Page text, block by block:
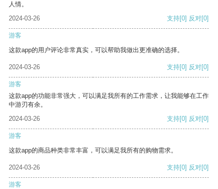
人情。
2024-03-26
支持[0] 反对[0]
游客
这款app的用户评论非常真实，可以帮助我做出更准确的选择。
2024-03-26 支持[0] 反对[0]
游客
这款app的功能非常强大，可以满足我所有的工作需求，让我能够在工作
中游刃有余。
2024-03-26
支持[0] 反对[0]
游客
这款app的商品种类非常丰富，可以满足我所有的购物需求。
2024-03-26 支持[0] 反对[0]
游客